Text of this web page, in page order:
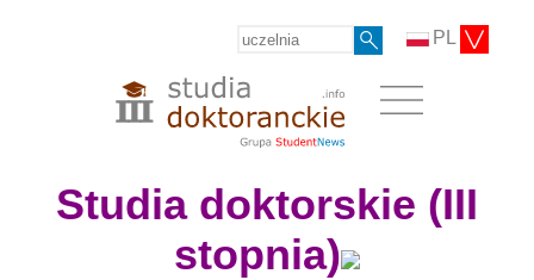
PL
Studia doktorskie (III
stopnia)